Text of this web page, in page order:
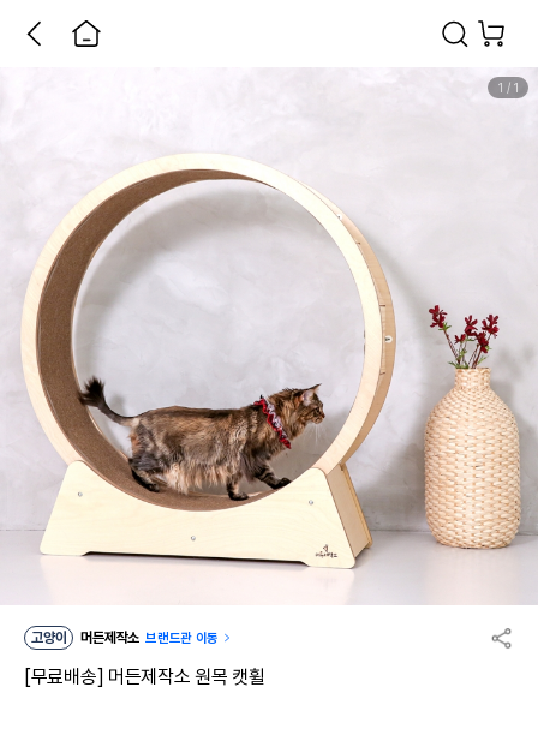
1 / 1
고양이 머든제작소 브랜드관 이동
[무료배송] 머든제작소 원목 캣휠